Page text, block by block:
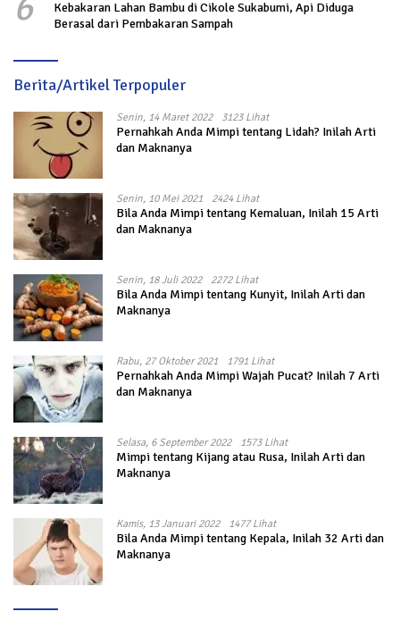
Kebakaran Lahan Bambu di Cikole Sukabumi, Api Diduga
Berasal dari Pembakaran Sampah
Berita/Artikel Terpopuler
Senin, 14 Maret 2022 3123 Lihat
Pernahkah Anda Mimpi tentang Lidah? Inilah Arti
dan Maknanya
Senin, 10 Mei 2021 2424 Lihat
Bila Anda Mimpi tentang Kemaluan, Inilah 15 Arti
dan Maknanya
Senin, 18 Juli 2022 2272 Lihat
Bila Anda Mimpi tentang Kunyit, Inilah Arti dan
Maknanya
Rabu, 27 Oktober 2021 1791 Lihat
Pernahkah Anda Mimpi Wajah Pucat? Inilah 7 Arti
dan Maknanya
Selasa, 6 September 2022 1573 Lihat
Mimpi tentang Kijang atau Rusa, Inilah Arti dan
Maknanya
Kamis, 13 Januari 2022 1477 Lihat
Bila Anda Mimpi tentang Kepala, Inilah 32 Arti dan
Maknanya